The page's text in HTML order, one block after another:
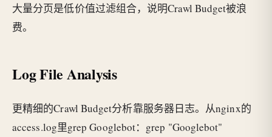
大量分页是低价值过滤组合，说明Crawl Budget被浪
费。
Log File Analysis
更精细的Crawl Budget分析靠服务器日志。从nginx的
access.log里grep Googlebot：grep "Googlebot"